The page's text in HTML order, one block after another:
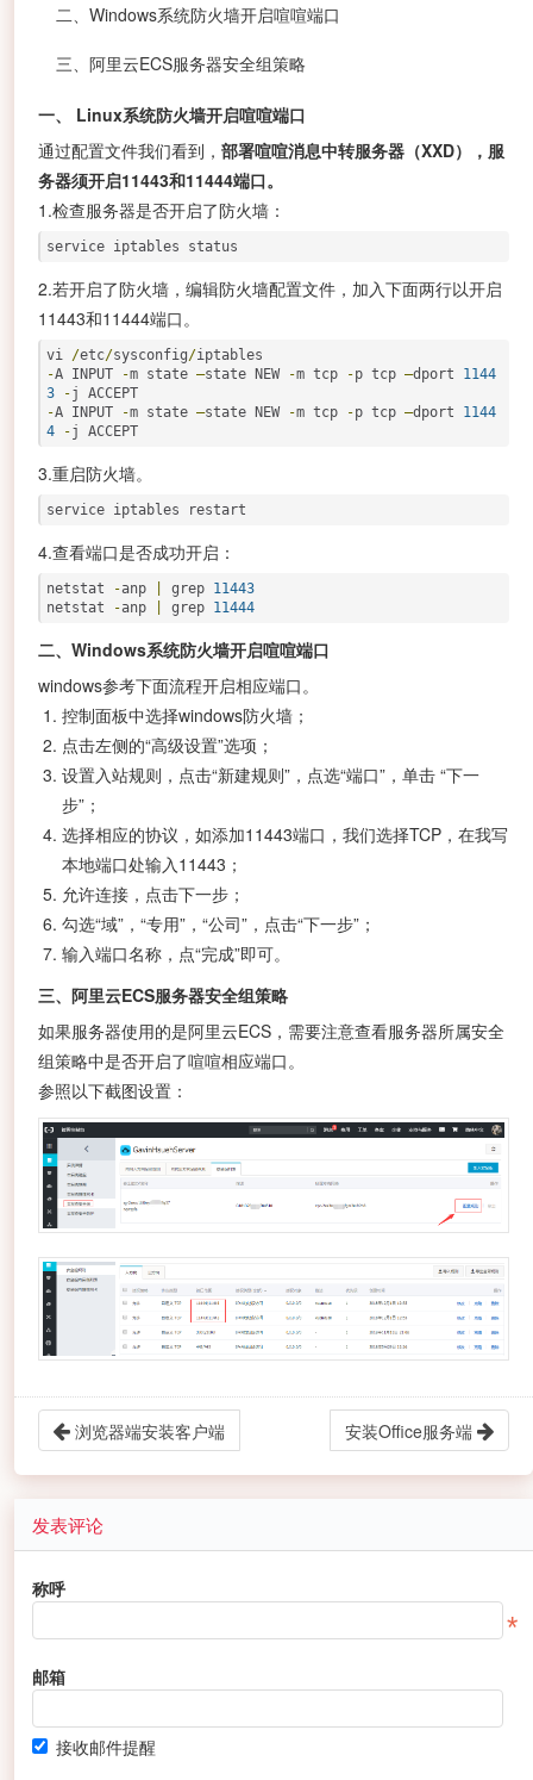
二、Windows系统防火墙开启喧喧端口
三、阿里云ECS服务器安全组策略
一、 Linux系统防火墙开启喧喧端口
通过配置文件我们看到， 部署喧喧消息中转服务器（XXD），服
务器须开启11443和11444端口。
1.检查服务器是否开启了防火墙：
service iptables status
2.若开启了防火墙，编辑防火墙配置文件，加入下面两行以开启
11443和11444端口。
vi /etc/sysconfig/
-A INPUT -m state –state NEW -m tcp -p tcp –dport 1144
3
-
-A INPUT -m state –state NEW -m tcp -p tcp –dport 1144
4
-j ACCEPT
3.重启防火墙。
service iptables restart
4.查看端口是否成功开启：
netstat -anp grep 11443
netstat
-anp grep 11444
二、Windows系统防火墙开启喧喧端口
windows参考下面流程开启相应端口。
控制面板中选择windows防火墙；
点击左侧的“高级设置”选项；
设置入站规则，点击“新建规则”，点选“端口”，单击 “下一
步”；
选择相应的协议，如添加11443端口，我们选择TCP，在我写
本地端口处输入11443；
允许连接，点击下一步；
勾选“域”，“专用”，“公司”，点击“下一步”；
输入端口名称，点“完成”即可。
三、阿里云ECS服务器安全组策略
如果服务器使用的是阿里云ECS，需要注意查看服务器所属安全
组策略中是否开启了喧喧相应端口。
参照以下截图设置：
浏览器端安装客户端 安装Office服务端
发表评论
称呼
邮箱
接收邮件提醒